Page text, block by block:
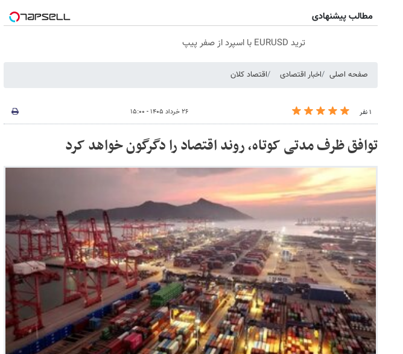
مطالب پیشنهادی
ترید EURUSD با اسپرد از صفر پیپ
صفحه اصلی اخبار اقتصادی اقتصاد کلان
۱ نفر ۲۶ خرداد ۱۴۰۵ - ۱۵:۰۰
توافق ظرف مدتی کوتاه، روند اقتصاد را دگرگون خواهد کرد